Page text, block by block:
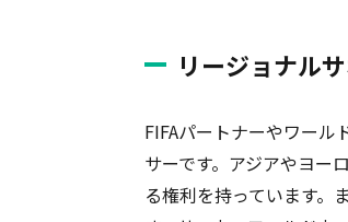
リージョナル
FIFAパートナーやワー
サーです。アジアやヨー
る権利を持っています。